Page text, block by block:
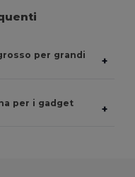
per grandi
+
per i gadget
+